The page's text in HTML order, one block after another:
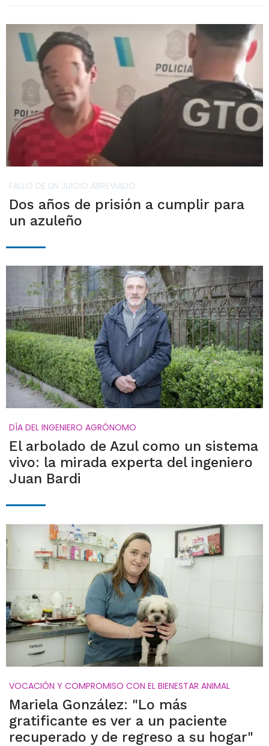
FALLO DE UN JUICIO ABREVIADO
Dos años de prisión a cumplir para
un azuleño
DÍA DEL INGENIERO AGRÓNOMO
El arbolado de Azul como un sistema
vivo: la mirada experta del ingeniero
Juan Bardi
VOCACIÓN Y COMPROMISO CON EL BIENESTAR ANIMAL
Mariela González: "Lo más
gratificante es ver a un paciente
recuperado y de regreso a su hogar"